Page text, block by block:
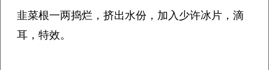
韭菜根一两捣烂，挤出水份，加入少许冰片，滴
耳，特效。